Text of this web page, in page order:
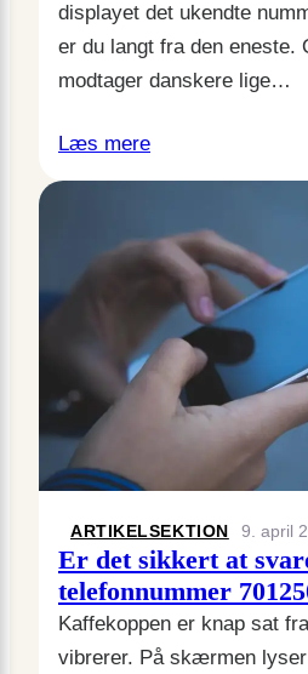
displayet det ukendte
er du langt fra den eneste.
modtager danskere lige…
Læs mere
ARTIKELSEKTION 9. april
Er det sikkert at
telefonnummer
Kaffekoppen er knap sat
vibrerer. På skærmen